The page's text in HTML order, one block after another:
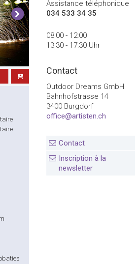
Assistance téléphonique
034 533 34 35
08:00 - 12:00
13:30 - 17:30 Uhr
Contact
Outdoor Dreams GmbH
Bahnhofstrasse 14
3400 Burgdorf
office@artisten.ch
Contact
Inscription à la
newsletter